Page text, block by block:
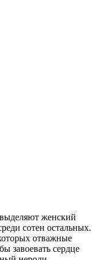
женский
сотен остальных.
отважные
завоевать сердце